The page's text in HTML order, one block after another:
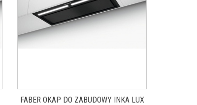
FABER OKAP DO ZABUDOWY INKA LUX